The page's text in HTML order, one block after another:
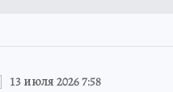
13 июля 2026 7:58